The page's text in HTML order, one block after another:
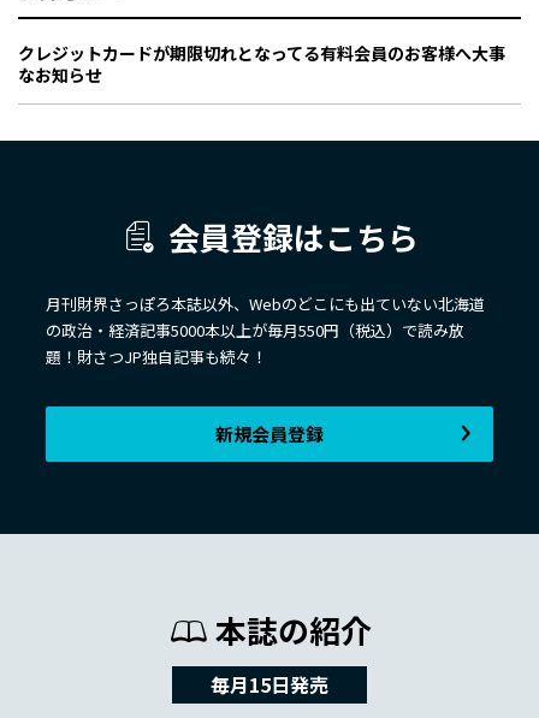
クレジットカードが期限切れとなってる有料会員のお客様へ大事
なお知らせ
会員登録はこちら
月刊財界さっぽろ本誌以外、Webのどこにも出ていない北海道
の政治・経済記事5000本以上が毎月550円（税込）で読み放
題！財さつJP独自記事も続々！
新規会員登録
本誌の紹介
毎月15日発売